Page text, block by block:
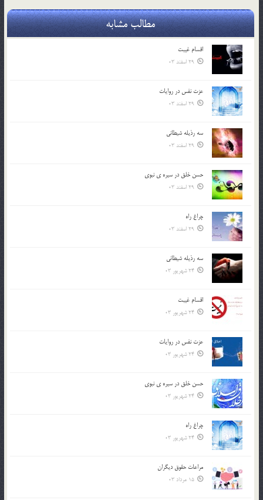
مطالب مشابه
اقسام غيبت
29 اسفند 03
عزت نفس در روايات
29 اسفند 03
سه رذیله شیطانی
29 اسفند 03
حسن خلق در سيره ي نبوي
29 اسفند 03
چراغ راه
29 اسفند 03
سه رذیله شیطانی
24 شهریور 03
اقسام غيبت
24 شهریور 03
عزت نفس در روايات
24 شهریور 03
حسن خلق در سيره ي نبوي
24 شهریور 03
چراغ راه
24 شهریور 03
مراعات حقوق ديگران
15 مرداد 03